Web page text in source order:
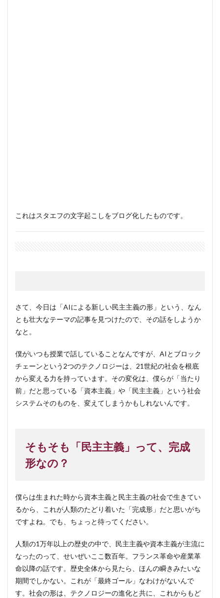
これはスタエフの文字起こしをブログ化したものです。
さて、今日は「AIによる新しい民主主義の形」という、なん
とも壮大なテーマの記事を見つけたので、その話をしようか
なと。
僕がいつも授業で話していることなんですが、AIとブロック
チェーンという2つのテクノロジーは、21世紀の社会を根底
から変える力を持っています。その変化は、僕らが「当たり
前」だと思っている「資本主義」や「民主主義」という社会
システムそのものを、変えてしまうかもしれないんです。
そもそも「民主主義」って、完成
形なの？
僕らは生まれた時から資本主義と民主主義の社会で生きてい
るから、これが人類のたどり着いた「完成形」だと思いがち
ですよね。でも、ちょっと待ってください。
人類の1万年以上の歴史の中で、民主主義や資本主義が主流に
なったのって、せいぜいここ数百年。フランス革命や産業革
命以降の話です。歴史全体から見たら、ほんの瞬きみたいな
期間でしかない。これが「最終ゴール」なわけがないんで
す。社会の形は、テクノロジーの進化と共に、これからもど